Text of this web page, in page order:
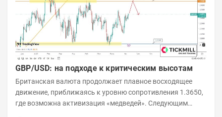
GBP/USD: на подходе к критическим высотам
Британская валюта продолжает плавное восходящее
движение, приближаясь к уровню сопротивления 1.3650,
где возможна активизация «медведей». Следующим